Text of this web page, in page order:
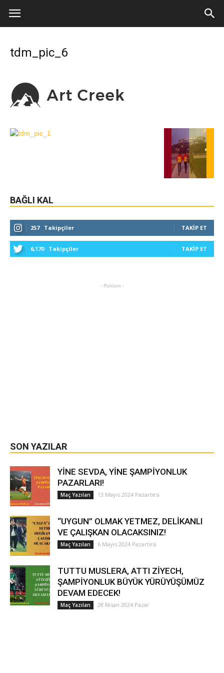
tdm_pic_6
BAĞLI KAL
257 Takipçiler TAKIP ET
6,170 Takipçiler TAKIP ET
- Reklam -
SON YAZILAR
YİNE SEVDA, YİNE ŞAMPİYONLUK
PAZARLARI!
Maç Yazıları 13 Mayıs 2024 Pazartesi
“UYGUN” OLMAK YETMEZ, DELİKANLI
VE ÇALIŞKAN OLACAKSINIZ!
Maç Yazıları 6 Mayıs 2024 Pazartesi
TUTTU MUSLERA, ATTI ZİYECH,
ŞAMPİYONLUK BÜYÜK YÜRÜYÜŞÜMÜZ
DEVAM EDECEK!
Maç Yazıları 28 Nisan 2024 Pazar